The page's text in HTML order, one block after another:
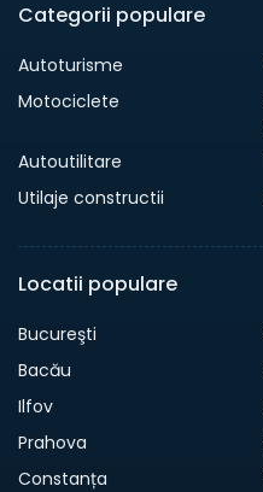
Categorii populare
Autoturisme
Motociclete
Autoutilitare
Utilaje constructii
Locatii populare
Bucureşti
Bacău
Ilfov
Prahova
Constanța